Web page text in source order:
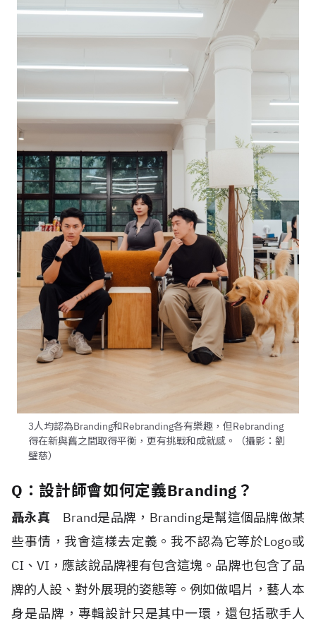
3人均認為Branding和Rebranding各有樂趣，但Rebranding
得在新與舊之間取得平衡，更有挑戰和成就感。（攝影：劉
璧慈）
Q：設計師會如何定義Branding？
聶永真 Brand是品牌， Branding是幫這個品牌做某
些事情，我會這樣去定義。我不認為它等於Logo或
CI 、VI ，應該說品牌裡有包含這塊。品牌也包含了品
牌的人設、對外展現的姿態等。例如做唱片，藝人本
身是品牌，專輯設計只是其中一環，還包括歌手人